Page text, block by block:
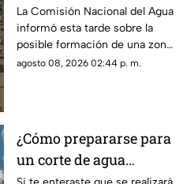
70% su probabilidad de
desarrollo y esta es la
ubicación exacta del
potencial ciclón
La Comisión Nacional del Agua
informó esta tarde sobre la
posible formación de una zona
de baja presión con potencial
agosto 08, 2026 02:44 p. m.
¿Cómo prepararse para
un corte de agua